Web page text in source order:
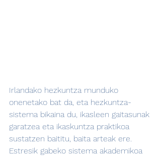
Irlandako hezkuntza munduko
onenetako bat da, eta hezkuntza-
sistema bikaina du, ikasleen gaitasunak
garatzea eta ikaskuntza praktikoa
sustatzen baititu, baita arteak ere.
Estresik gabeko sistema akademikoa